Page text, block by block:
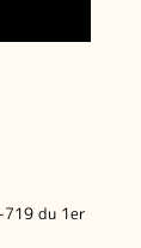
719 du 1er